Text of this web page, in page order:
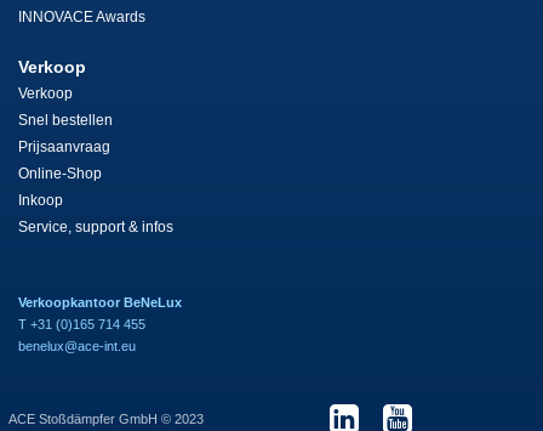
INNOVACE Awards
Verkoop
Verkoop
Snel bestellen
Prijsaanvraag
Online-Shop
Inkoop
Service, support & infos
Verkoopkantoor BeNeLux
T +31 (0)165 714 455
benelux@ace-int.eu
ACE Stoßdämpfer GmbH © 2023